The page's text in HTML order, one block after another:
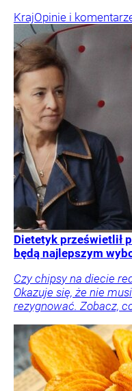
KrajOpinie i
Dietetyk prześwietlił
będą najlepszym
Czy chipsy na diecie
Okazuje się, że nie
rezygnować. Zobacz,